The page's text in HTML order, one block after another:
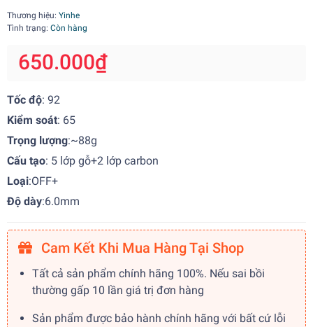
Thương hiệu: Yinhe
Tình trạng: Còn hàng
650.000₫
Tốc độ: 92
Kiểm soát: 65
Trọng lượng:~88g
Cấu tạo: 5 lớp gỗ+2 lớp carbon
Loại:OFF+
Độ dày:6.0mm
Cam Kết Khi Mua Hàng Tại Shop
Tất cả sản phẩm chính hãng 100%. Nếu sai bồi
thường gấp 10 lần giá trị đơn hàng
Sản phẩm được bảo hành chính hãng với bất cứ lỗi